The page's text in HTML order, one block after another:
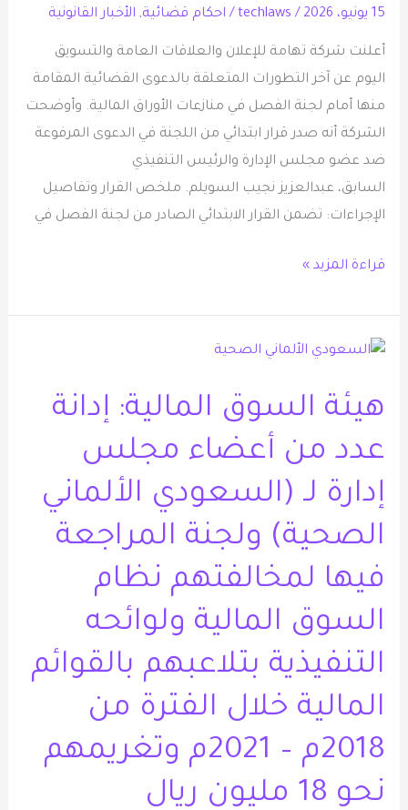
15 يونيو، 2026 /
techlaws
/ احكام قضائية, الأخبار القانونية
أعلنت شركة تهامة للإعلان والعلاقات العامة والتسويق
اليوم عن آخر التطورات المتعلقة بالدعوى القضائية المقامة
منها أمام لجنة الفصل في منازعات الأوراق المالية. وأوضحت
الشركة أنه صدر قرار ابتدائي من اللجنة في الدعوى المرفوعة
ضد عضو مجلس الإدارة والرئيس التنفيذي
السابق، عبدالعزيز نجيب السويلم. ملخص القرار وتفاصيل
الإجراءات: تضمن القرار الابتدائي الصادر من لجنة الفصل في
السابق
القرار
قراءة المزيد »
هيئة السوق المالية: إدانة
عدد من أعضاء مجلس
إدارة لـ (السعودي الألماني
الصحية) ولجنة المراجعة
فيها لمخالفتهم نظام
السوق المالية ولوائحه
التنفيذية بتلاعبهم بالقوائم
المالية خلال الفترة من
2018م – 2021م وتغريمهم
نحو 18 مليون ريال
هيئة
المالية:
عدد
من
أعضاء
مجلس
إدارة
(السعودي
الألماني
ولجنة
فيها
لمخالفتهم